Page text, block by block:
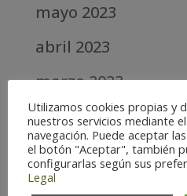
mayo 2023
abril 2023
marzo 2023
febrero 2023
enero 2023
diciembre 2022
Utilizamos cookies propias y
nuestros servicios mediante
navegación. Puede aceptar
el botón "Aceptar", también
configurarlas según sus
Legal